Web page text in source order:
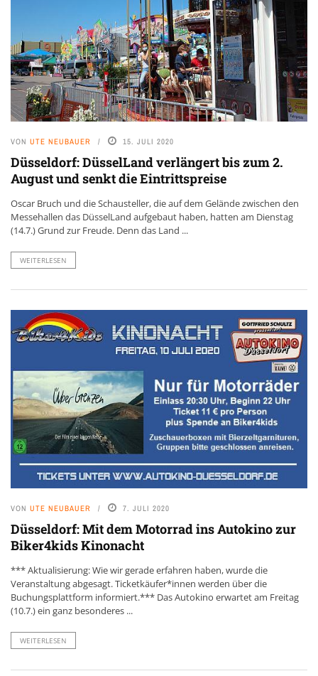
VON UTE NEUBAUER 15. JULI 2020
Düsseldorf: DüsselLand verlängert bis zum 2.
August und senkt die Eintrittspreise
Oscar Bruch und die Schausteller, die auf dem Gelände zwischen den
Messehallen das DüsselLand aufgebaut haben, hatten am Dienstag
(14.7.) Grund zur Freude. Denn das Land ...
WEITERLESEN
VON UTE NEUBAUER 7. JULI 2020
Düsseldorf: Mit dem Motorrad ins Autokino zur
Biker4kids Kinonacht
*** Aktualisierung: Wie wir gerade erfahren haben, wurde die
Veranstaltung abgesagt. Ticketkäufer*innen werden über die
Buchungsplattform informiert.*** Das Autokino erwartet am Freitag
(10.7.) ein ganz besonderes ...
WEITERLESEN